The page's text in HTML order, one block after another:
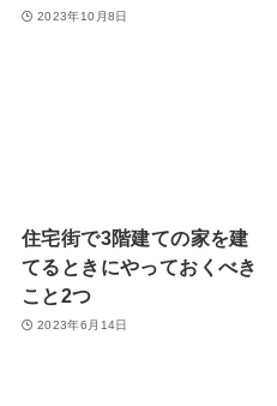
2023年10月8日
住宅街で3階建ての家を建
てるときにやっておくべき
こと2つ
2023年6月14日